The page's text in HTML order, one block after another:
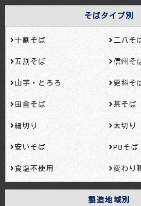
そばタイプ別
十割そば 二八そ
五割そば 信州そ
山芋・とろろ 更科そ
田舎そば 茶そば
細切り 太切り
安いそば PBそば
食塩不使用 変わり
製造地域別